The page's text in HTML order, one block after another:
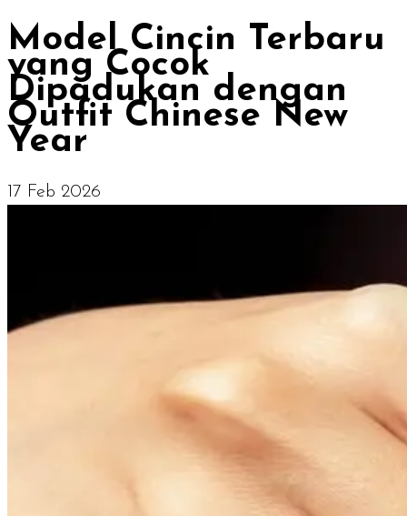
Model Cincin Terbaru
yang Cocok
Dipadukan dengan
Outfit Chinese New
Year
17 Feb 2026